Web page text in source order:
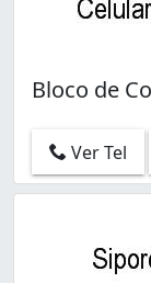
Bloco de
Ver Tel